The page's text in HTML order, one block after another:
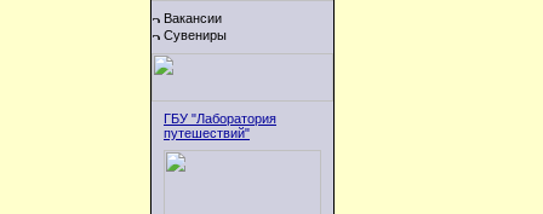
Вакансии
Сувениры
ГБУ "Лаборатория
путешествий"